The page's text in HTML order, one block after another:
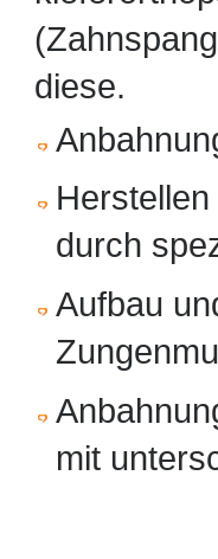
diese.
durch
Aufbau
mit